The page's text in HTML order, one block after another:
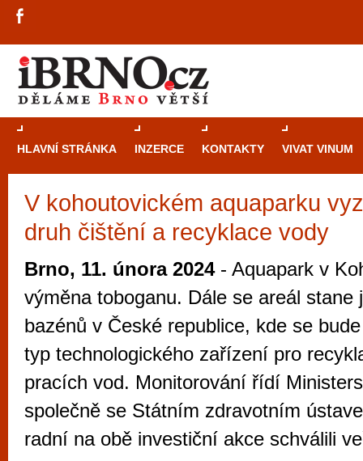
HLAVNÍ STRÁNKA INZERCE KONTAKTY VIVAT VINUM
V kohoutovickém aquaparku
druh čištění a recyklace vody
Brno, 11. února 2024- Aquapark v
výměna toboganu. Dále se areál stane
bazénů v České republice, kde se
typ technologického zařízení pro
pracích vod. Monitorování řídí
společně se Státním zdravotním
radní na obě investiční akce schválili
Průvodce
Brně: Od
Brno je
zajímavé
restaurace,
Mimo jiné je ale také místem, kde si
vyzkoušet různé kasinové hry. V
metropoli naleznete širokou nabídku her
po moderní automaty jak pro pravidelné
příležitostné hráče. V...